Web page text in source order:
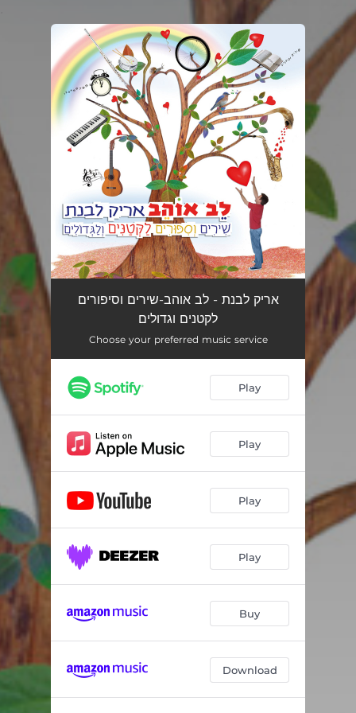
You're all set!
אריק לבנת - לב אוהב-שירים וסיפורים
לקטנים וגדולים
Choose your preferred music service
Play
Play
Play
Play
Buy
Download